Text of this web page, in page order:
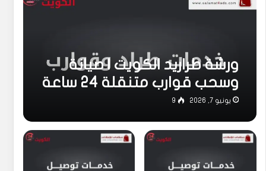
ورشة طراريد الكويت | صيانة
وسحب قوارب متنقلة 24 ساعة
يونيو 7, 2026 9